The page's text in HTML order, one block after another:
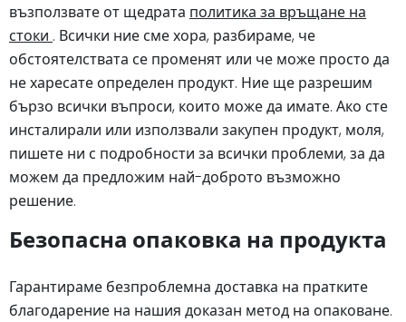
възползвате от щедрата политика за връщане на
стоки . Всички ние сме хора, разбираме, че
обстоятелствата се променят или че може просто да
не харесате определен продукт. Ние ще разрешим
бързо всички въпроси, които може да имате. Ако сте
инсталирали или използвали закупен продукт, моля,
пишете ни с подробности за всички проблеми, за да
можем да предложим най-доброто възможно
решение.
Безопасна опаковка на продукта
Гарантираме безпроблемна доставка на пратките
благодарение на нашия доказан метод на опаковане.